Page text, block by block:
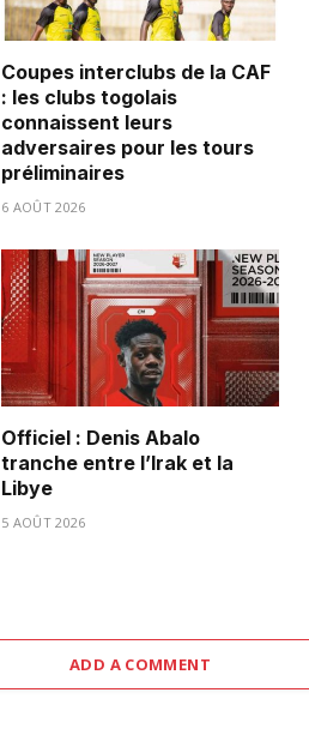
Coupes interclubs de la CAF
: les clubs togolais
connaissent leurs
adversaires pour les tours
préliminaires
6 AOÛT 2026
Officiel : Denis Abalo
tranche entre l’Irak et la
Libye
5 AOÛT 2026
ADD A COMMENT